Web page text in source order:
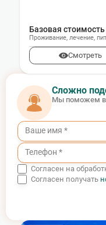
Базовая стоимость
Проживание, лечение,
Смотреть
Сложно
Мы поможем
Согласен на
Согласен получать